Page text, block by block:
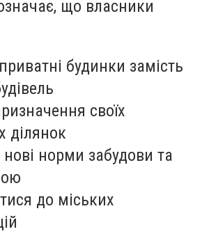
що власники
будинки замість
своїх
ділянок
норми забудови та
до міських